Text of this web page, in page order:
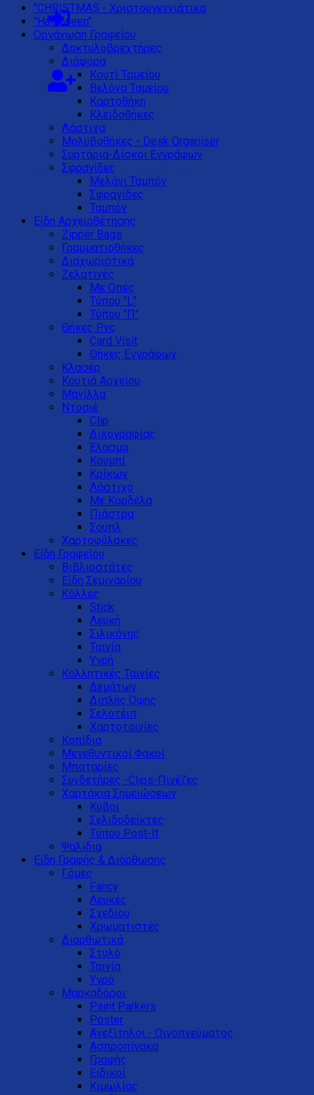
Καλάθι
Κανένα προϊόν στο καλάθι σας.
"CHRISTMAS - Χριστουγεννιάτικα
"Halloween"
Oργάνωση Γραφείου
Δακτυλοβρεχτήρες
Διάφορα
Kουτί Ταμείου
Βελόνα Ταμείου
Καρτοθήκη
Κλειδοθήκες
Λάστιχα
Μολυβοθήκες - Desk Organiser
Συρτάρια-Δίσκοι Eγγράφων
Σφραγίδες
Μελάνι Ταμπόν
Σφραγίδες
Ταμπόν
Είδη Αρχειοθέτησης
Zipper Bags
Γραμματιοθήκες
Διαχωριστικά
Ζελατινές
Με Οπές
Τύπου "L"
Τύπου "Π"
Θήκες Pvc
Card Visit
Θήκες Εγγράφων
Κλασέρ
Κουτιά Αρχείου
Μανίλλα
Ντοσιέ
Clip
Δικογραφίας
Έλασμα
Κουμπί
Κρίκων
Λάστιχο
Με Κορδέλα
Πιάστρα
Σουπλ
Χαρτοφύλακες
Είδη Γραφείου
Βιβλιοστάτες
Είδη Σεμιναρίου
Κόλλες
Stick
Λευκή
Σιλικόνης
Ταινία
Υγρή
Κολλητικές Ταινίες
Δεμάτων
Διπλής Όψης
Σελοτέιπ
Χαρτοταινίες
Κοπίδια
Μεγεθυντικοί Φακοί
Μπαταρίες
Συνδετήρες -Clips-Πινέζες
Χαρτάκια Σημειώσεων
Κύβοι
Σελιδοδείκτες
Τύπου Post-It
Ψαλίδια
Είδη Γραφής & Διόρθωσης
Γόμες
Fancy
Λευκές
Σχεδίου
Χρωματιστές
Διορθωτικά
Στυλό
Ταινία
Υγρό
Μαρκαδόροι
Paint Parkers
Poster
Ανεξίτηλοι - Οινοπνεύματος
Ασπροπίνακα
Γραφής
Ειδικοί
Κιμωλίας